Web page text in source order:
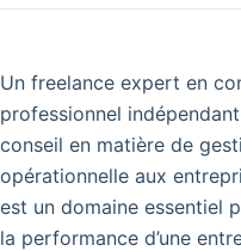
Un freelance expert en
professionnel
conseil en matière de
opérationnelle aux
est un domaine essentiel
la performance d’une